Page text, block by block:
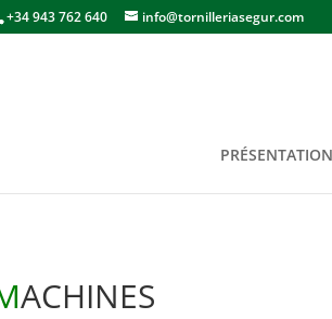
+34 943 762 640 info@tornilleriasegur.com
PRÉSENTATION
ACHINES